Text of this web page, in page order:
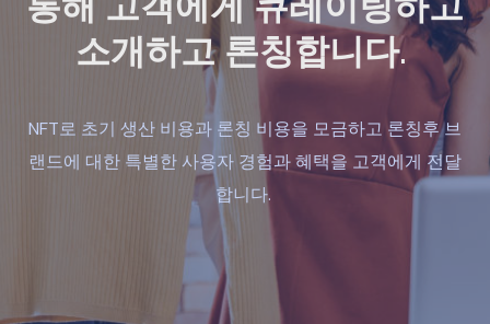
소개하고 론칭합니다.
NFT로 초기 생산 비용과 론칭 비용을 모금하고 론칭후 브
랜드에 대한 특별한 사용자 경험과 혜택을 고객에게 전달
합니다.